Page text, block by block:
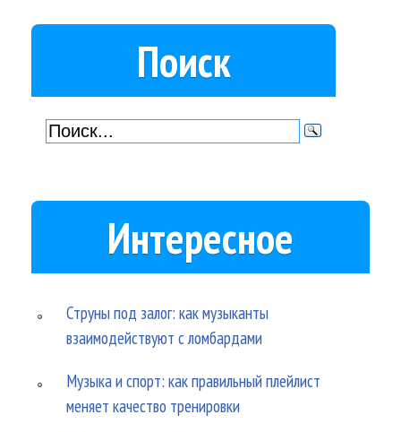
Поиск
Интересное
Струны под залог: как музыканты
взаимодействуют с ломбардами
Музыка и спорт: как правильный плейлист
меняет качество тренировки